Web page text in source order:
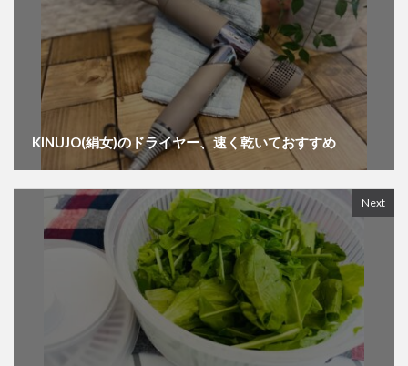
KINUJO(絹女)のドライヤー、速く乾いておすすめ
Next